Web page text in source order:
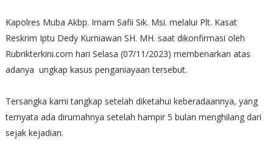
Kapolres Muba Akbp. Imam Safii Sik. Msi. melalui Plt. Kasat
Reskrim Iptu Dedy Kurniawan SH. MH. saat dikonfirmasi oleh
Rubrikterkini.com hari Selasa (07/11/2023) membenarkan atas
adanya ungkap kasus penganiayaan tersebut.
Tersangka kami tangkap setelah diketahui keberadaannya, yang
ternyata ada dirumahnya setelah hampir 5 bulan menghilang dari
sejak kejadian.